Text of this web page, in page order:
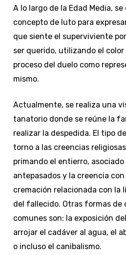
A lo largo de la Edad Media,
concepto de luto para
que siente el superviviente
ser querido, utilizando el
proceso del duelo como
mismo.
Actualmente, se realiza una
tanatorio donde se reúne la
realizar la despedida. El tipo
torno a las creencias
primando el entierro,
antepasados y la creencia
cremación relacionada con la
del fallecido. Otras formas de
comunes son: la exposición
arrojar el cadáver al agua, el
o incluso el canibalismo.